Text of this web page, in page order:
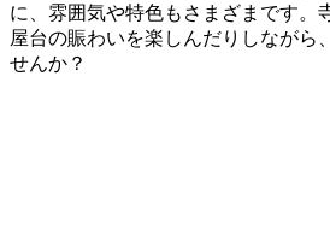
に、雰囲気や特色もさまざまです。
屋台の賑わいを楽しんだりしながら
せんか？